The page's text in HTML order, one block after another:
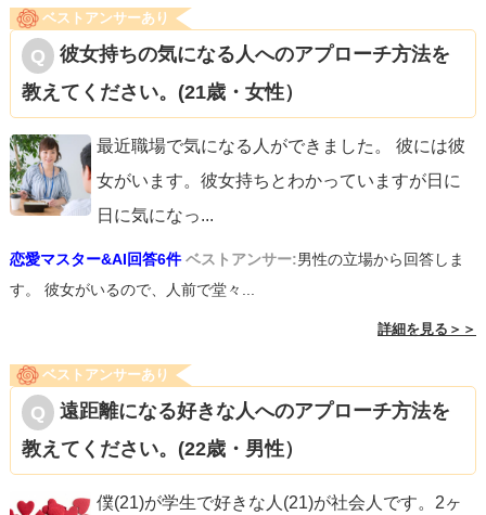
ベストアンサーあり
彼女持ちの気になる人へのアプローチ方法を
教えてください。(21歳・女性）
最近職場で気になる人ができました。 彼には彼
女がいます。彼女持ちとわかっていますが日に
日に気になっ...
恋愛マスター&AI回答6件 ベストアンサー:男性の立場から回答しま
す。 彼女がいるので、人前で堂々...
詳細を見る＞＞
ベストアンサーあり
遠距離になる好きな人へのアプローチ方法を
教えてください。(22歳・男性）
僕(21)が学生で好きな人(21)が社会人です。2ヶ